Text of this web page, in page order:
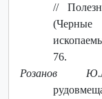
//
(Черные
76.
Розанов